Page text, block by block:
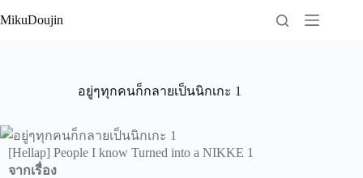
to
MikuDoujin
อยู่ๆทุกคนก็กลายเป็นนิกเกะ 1
[Hellap] People I know Turned into a NIKKE 1
จากเรื่อง